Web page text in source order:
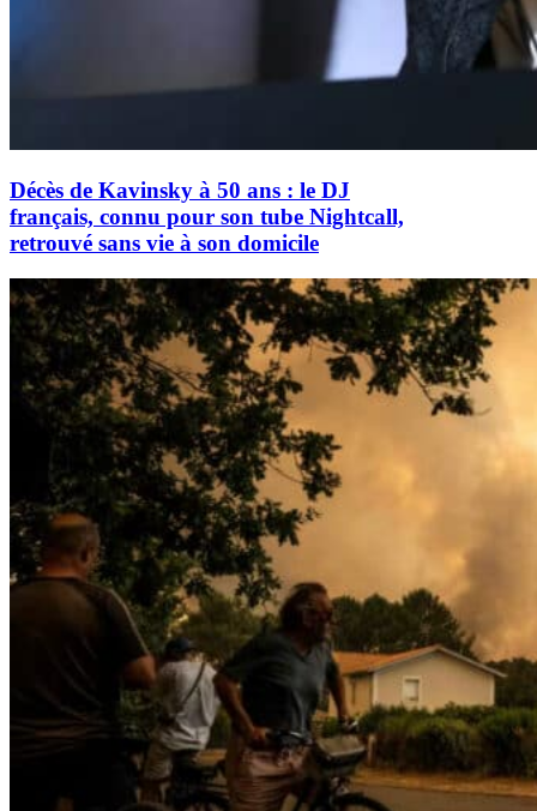
Décès de Kavinsky à 50 ans : le DJ
français, connu pour son tube Nightcall,
retrouvé sans vie à son domicile